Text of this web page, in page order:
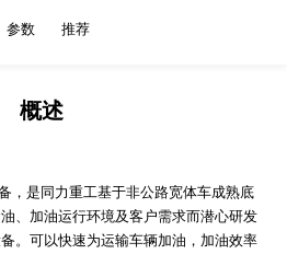
参数 推荐
概述
，是同力重工基于非公路宽体车成熟底
、加油运行环境及客户需求而潜心研发
。可以快速为运输车辆加油，加油效率